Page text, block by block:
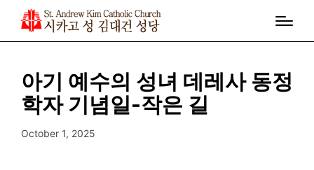
아기 예수의 성녀 데레사 동정
학자 기념일-작은 길
October 1, 2025